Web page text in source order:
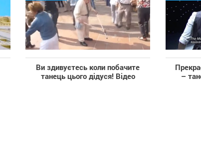
Ви здивуєтесь коли побачите
танець цього дідуся! Відео
–